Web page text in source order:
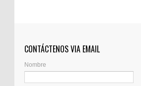
CONTÁCTENOS VIA EMAIL
Nombre